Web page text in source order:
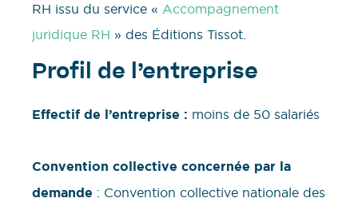
RH issu du service « Accompagnement
juridique RH » des Éditions Tissot.
Profil de l’entreprise
Effectif de l’entreprise : moins de 50 salariés
Convention collective concernée par la
demande : Convention collective nationale des